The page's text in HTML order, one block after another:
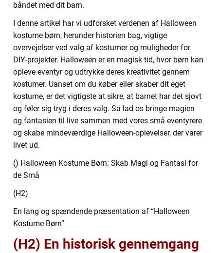
båndet med dit barn.
I denne artikel har vi udforsket verdenen af Halloween
kostume børn, herunder historien bag, vigtige
overvejelser ved valg af kostumer og muligheder for
DIY-projekter. Halloween er en magisk tid, hvor børn kan
opleve eventyr og udtrykke deres kreativitet gennem
kostumer. Uanset om du køber eller skaber dit eget
kostume, er det vigtigste at sikre, at barnet har det sjovt
og føler sig tryg i deres valg. Så lad os bringe magien
og fantasien til live sammen med vores små eventyrere
og skabe mindeværdige Halloween-oplevelser, der varer
livet ud.
() Halloween Kostume Børn: Skab Magi og Fantasi for
de Små
(H2)
En lang og spændende præsentation af “Halloween
Kostume Børn”
(H2) En historisk gennemgang